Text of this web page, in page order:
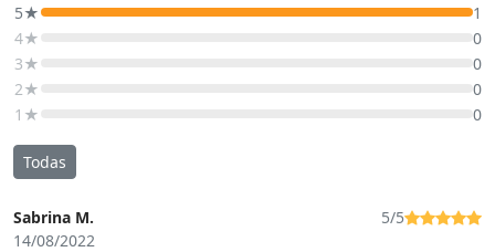
5★
1
4★
0
3★
0
2★
0
1★
0
Todas
Sabrina M.
14/08/2022
5/5